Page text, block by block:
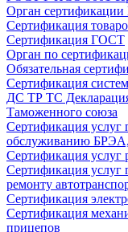
Орган
Сертификация
Сертификация ГОСТ
Орган по
Обязательная
Сертификация систем
ДС ТР ТС Декларация
Таможенного союза
Сертификация услуг
обслуживанию
Сертификация услуг
Сертификация услуг
ремонту
Сертификация
Сертификация
прицепов